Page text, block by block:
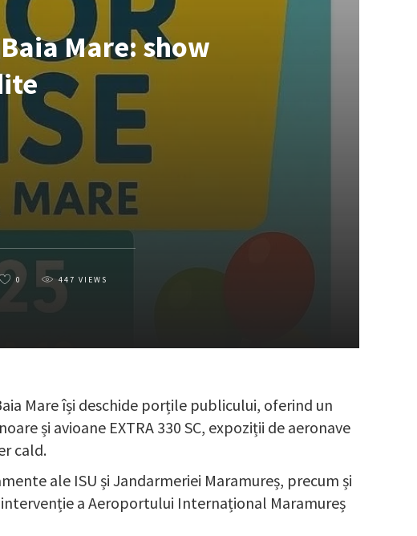
Mare: show
0 447 VIEWS
Mare își deschide porțile publicului, oferind un
și avioane EXTRA 330 SC, expoziții de aeronave
cald.
ale ISU și Jandarmeriei Maramureș, precum și
a Aeroportului Internațional Maramureș